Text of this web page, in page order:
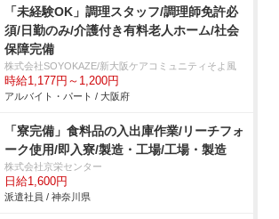
「未経験OK」調理スタッフ/調理師免許必
須/日勤のみ/介護付き有料老人ホーム/社会
保障完備
株式会社SOYOKAZE/新大阪ケアコミュニティそよ風
時給1,177円～1,200円
アルバイト・パート / 大阪府
「寮完備」食料品の入出庫作業/リーチフォ
ーク使用/即入寮/製造・工場/工場・製造
株式会社京栄センター
日給1,600円
派遣社員 / 神奈川県